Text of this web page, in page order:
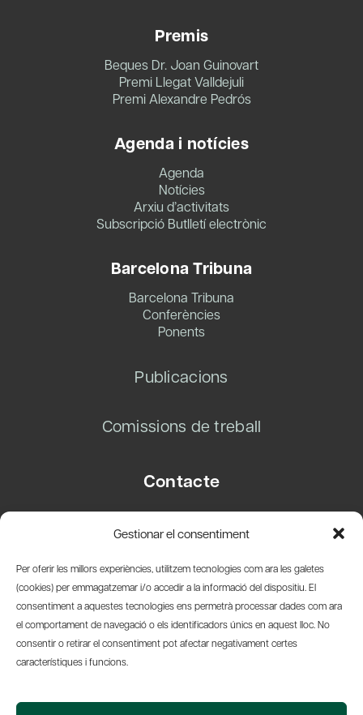
Gestionar el consentiment
Per oferir les millors experiències, utilitzem tecnologies com ara les galetes
(cookies) per emmagatzemar i/o accedir a la informació del dispositiu. El
consentiment a aquestes tecnologies ens permetrà processar dades com ara
el comportament de navegació o els identificadors únics en aquest lloc. No
consentir o retirar el consentiment pot afectar negativament certes
característiques i funcions.
Premis
Beques Dr. Joan Guinovart
Premi Llegat Valldejuli
Premi Alexandre Pedrós
Agenda i notícies
Agenda
Notícies
Arxiu d’activitats
Subscripció Butlletí electrònic
Barcelona Tribuna
Barcelona Tribuna
Conferències
Ponents
Publicacions
Comissions de treball
Contacte
08003 Barcelona
info@amicsdelpais.com
Suscripció Newsletter
© 2026 Societat Econòmica Barcelonesa d'Amics del País